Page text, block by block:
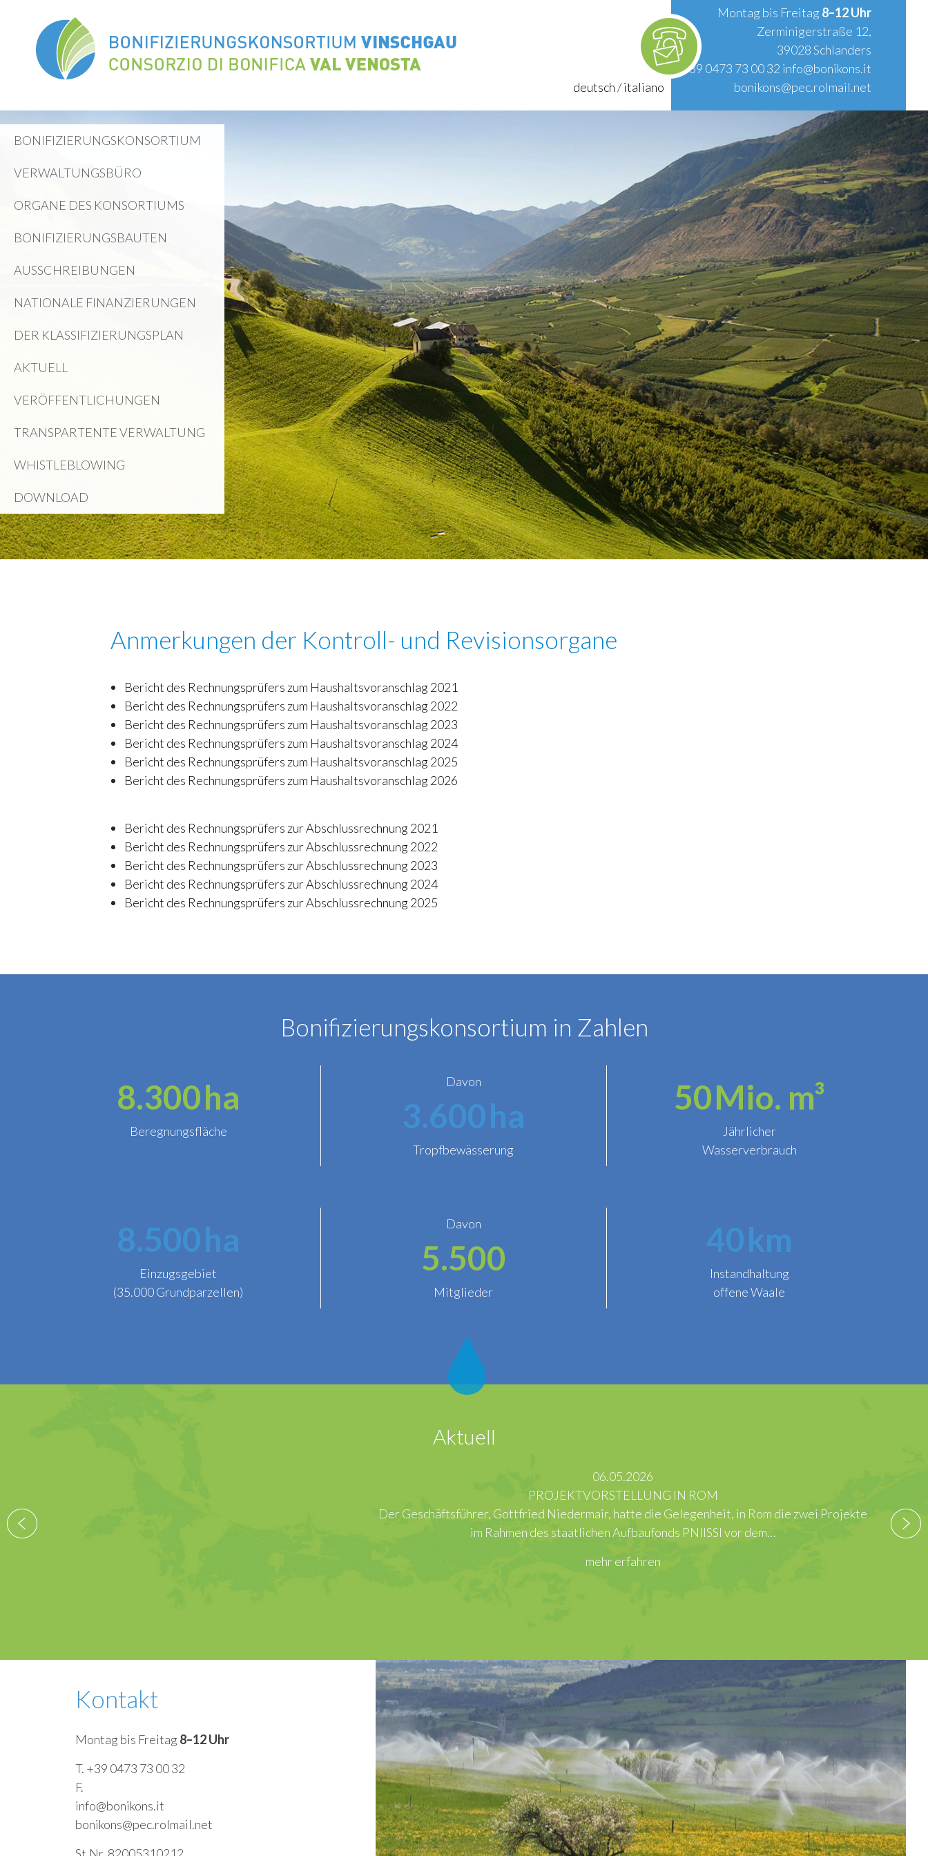
Montag bis Freitag 8–12 Uhr
Zerminigerstraße 12,
39028 Schlanders
T.+39 0473 73 00 32 info@bonikons.it
bonikons@pec.rolmail.net
deutsch/italiano
BONIFIZIERUNGSKONSORTIUM
VERWALTUNGSBÜRO
ORGANE DES KONSORTIUMS
BONIFIZIERUNGSBAUTEN
AUSSCHREIBUNGEN
NATIONALE FINANZIERUNGEN
DER KLASSIFIZIERUNGSPLAN
AKTUELL
VERÖFFENTLICHUNGEN
TRANSPARTENTE VERWALTUNG
WHISTLEBLOWING
DOWNLOAD
Anmerkungen der Kontroll- und Revisionsorgane
Bericht des Rechnungsprüfers zum Haushaltsvoranschlag 2021
Bericht des Rechnungsprüfers zum Haushaltsvoranschlag 2022
Bericht des Rechnungsprüfers zum Haushaltsvoranschlag 2023
Bericht des Rechnungsprüfers zum Haushaltsvoranschlag 2024
Bericht des Rechnungsprüfers zum Haushaltsvoranschlag 2025
Bericht des Rechnungsprüfers zum Haushaltsvoranschlag 2026
Bericht des Rechnungsprüfers zur Abschlussrechnung 2021
Bericht des Rechnungsprüfers zur Abschlussrechnung 2022
Bericht des Rechnungsprüfers zur Abschlussrechnung 2023
Bericht des Rechnungsprüfers zur Abschlussrechnung 2024
Bericht des Rechnungsprüfers zur Abschlussrechnung 2025
Bonifizierungskonsortium in Zahlen
8.300ha
Beregnungsfläche
Davon
3.600ha
Tropfbewässerung
50Mio. m³
Jährlicher
Wasserverbrauch
8.500ha
Einzugsgebiet
(35.000 Grundparzellen)
Davon
5.500
Mitglieder
40km
Instandhaltung
offene Waale
Aktuell
PROJEKTVORSTELLUNG IN ROM
Der Geschäftsführer, Gottfried Niedermair, hatte die Gelegenheit, in Rom die zwei Projekte
im Rahmen des staatlichen Aufbaufonds PNIISSI vor dem…
Kontakt
Montag bis Freitag 8–12 Uhr
T. +39 0473 73 00 32
F.
info@bonikons.it
bonikons@pec.rolmail.net